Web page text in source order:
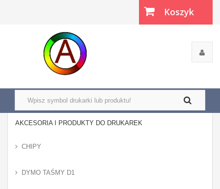
Koszyk
AKCESORIA I PRODUKTY DO DRUKAREK
CHIPY
DYMO TAŚMY D1